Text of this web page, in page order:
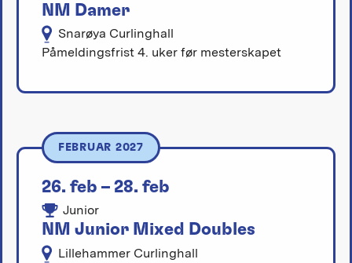
NM Damer
Snarøya Curlinghall
Påmeldingsfrist 4. uker før mesterskapet
FEBRUAR 2027
26. feb – 28. feb
Junior
NM Junior Mixed Doubles
Lillehammer Curlinghall